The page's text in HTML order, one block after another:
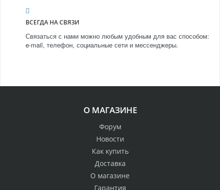
ВСЕГДА НА СВЯЗИ
Связаться с нами можно любым удобным для вас способом:
e-mail, телефон, социальные сети и мессенджеры.
О МАГАЗИНЕ
Форум
Новости
Как купить
Доставка
О магазине
Гарантия